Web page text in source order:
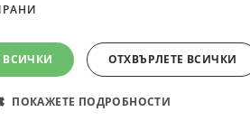
ВСИЧКИ ОТХВЪРЛЕТЕ ВСИЧКИ
ПОКАЖЕТЕ ПОДРОБНОСТИ